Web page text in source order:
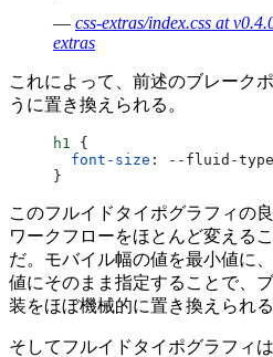
— css-extras/index.css at
extras
これによって、前述のブレーク
うに置き換えられる。
h1
{
  font-size
: --fluid-
}
このフルイドタイポグラフィの
ワークフローをほとんど変える
だ。モバイル幅の値を最小値に
値にそのまま指定することで、
装をほぼ機械的に置き換えられる
そしてフルイドタイポグラフィ